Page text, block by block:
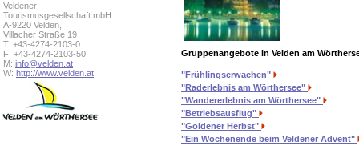
Veldener
Tourismusgesellschaft mbH
A-9220 Velden,
Villacher Straße 19
T: +43-4274-2103-0
F: +43-4274-2103-50
M: info@velden.at
W: http://www.velden.at
Gruppenangebote in Velden am
"Frühlingserwachen"
"Raderlebnis am Wörthersee"
"Wandererlebnis am Wörthersee"
"Betriebsausflug"
"Goldener Herbst"
"Ein Wochenende beim Veldener Advent"